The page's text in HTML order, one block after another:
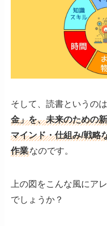
そして、読書というの
金」を、未来のための
マインド・仕組み/戦略
作業なのです。
上の図をこんな風にア
でしょうか？